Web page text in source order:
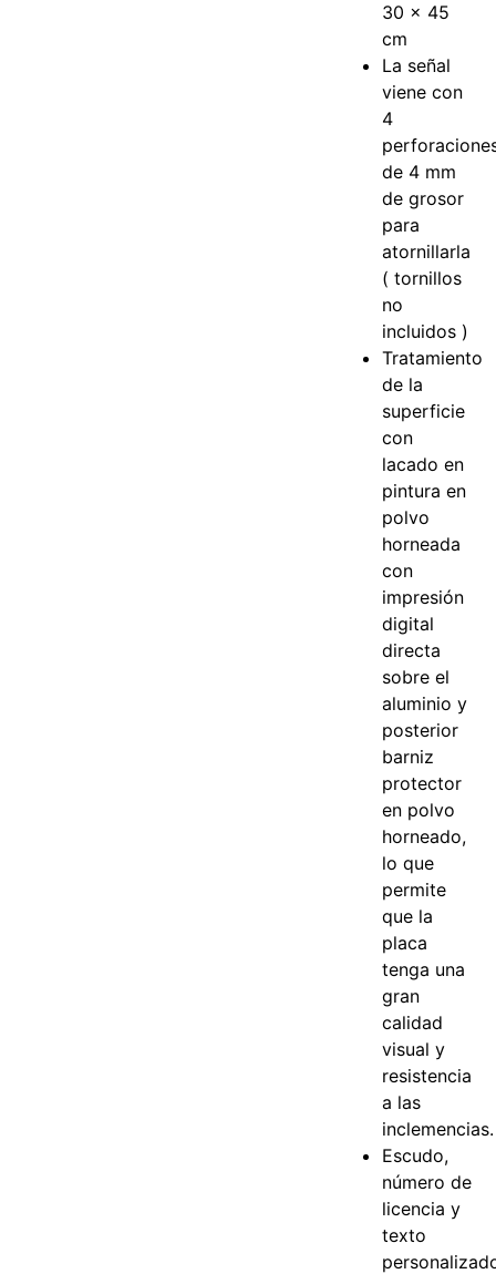
30 x 45
cm
La señal
viene con
4
de 4 mm
de grosor
para
atornillarla
( tornillos
no
incluidos )
Tratamiento
de la
superficie
con
lacado en
pintura en
polvo
horneada
con
impresión
digital
directa
sobre el
aluminio y
posterior
barniz
protector
en polvo
horneado,
lo que
permite
que la
placa
tenga una
gran
calidad
visual y
resistencia
a las
inclemencias.
Escudo,
número de
licencia y
texto